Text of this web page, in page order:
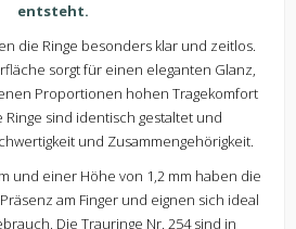
entsteht.
die Ringe besonders klar und zeitlos.
sorgt für einen eleganten Glanz,
Proportionen hohen Tragekomfort
Ringe sind identisch gestaltet und
und Zusammengehörigkeit.
und einer Höhe von 1,2 mm haben die
am Finger und eignen sich ideal
Die Trauringe Nr. 254 sind in